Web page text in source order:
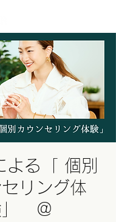
よる「 個別
リング体
」 ＠